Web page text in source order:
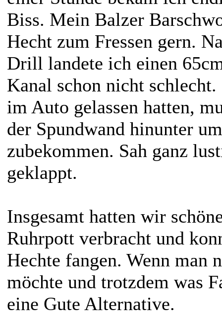
Biss. Mein Balzer
Hecht zum Fressen gern.
Drill landete ich einen
Kanal schon nicht
im Auto gelassen hatten,
der Spundwand hinunter
zubekommen. Sah ganz
geklappt.
Insgesamt hatten wir
Ruhrpott verbracht und
Hechte fangen. Wenn man
möchte und trotzdem was
eine Gute Alternative.